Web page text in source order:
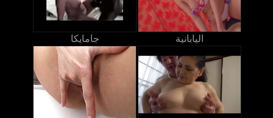
جامايكا اليابانية